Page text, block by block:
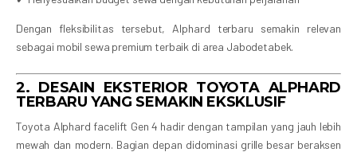
Dengan fleksibilitas tersebut, Alphard terbaru semakin relevan
sebagai mobil sewa premium terbaik di area Jabodetabek.
2. DESAIN EKSTERIOR TOYOTA ALPHARD
TERBARU YANG SEMAKIN EKSKLUSIF
Toyota Alphard facelift Gen 4 hadir dengan tampilan yang jauh lebih
mewah dan modern. Bagian depan didominasi grille besar beraksen